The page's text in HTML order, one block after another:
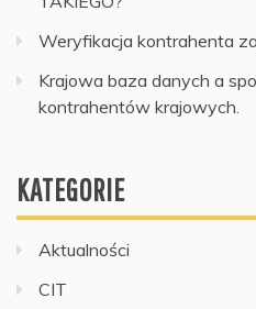
Weryfikacja kontrahenta
Krajowa baza danych a
kontrahentów krajowych.
KATEGORIE
Aktualności
CIT